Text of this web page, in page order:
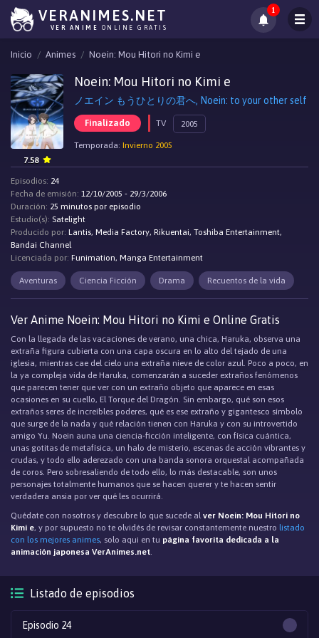
VERANIMES.NET
VER ANIME ONLINE GRATIS
1
Inicio Animes Noein: Mou Hitori no Kimi e
Noein: Mou Hitori no Kimi e
ノエイン もうひとりの君へ, Noein: to your other self
Finalizado TV 2005
Temporada: Invierno 2005
7.58
Episodios: 24
Fecha de emisión: 12/10/2005 - 29/3/2006
Duración: 25 minutos por episodio
Estudio(s): Satelight
Producido por: Lantis, Media Factory, Rikuentai, Toshiba Entertainment,
Bandai Channel
Licenciada por: Funimation, Manga Entertainment
Aventuras Ciencia Ficción Drama Recuentos de la vida
Ver Anime Noein: Mou Hitori no Kimi e Online Gratis
Con la llegada de las vacaciones de verano, una chica, Haruka, observa una
extraña figura cubierta con una capa oscura en lo alto del tejado de una
iglesia, mientras cae del cielo una extraña nieve de color azul. Poco a poco, en
la ya compleja vida de Haruka, comenzarán a suceder extraños fenómenos
que parecen tener que ver con un extraño objeto que aparece en esas
ocasiones en su cuello, El Torque del Dragón. Sin embargo, qué son esos
extraños seres de increíbles poderes, qué es ese extraño y gigantesco símbolo
que surge de la nada y qué relación tienen con Haruka y con su introvertido
amigo Yu. Noein auna una ciencia-ficción inteligente, con física cuántica,
unas gotitas de metafísica, un halo de misterio, escenas de acción vibrantes y
crudas, y todo ello aderezado con una banda sonora orquestal acompañada
de coros. Pero sobresaliendo de todo ello, lo más destacable, son unos
personajes totalmente humanos que se hacen querer y te hacen sentir
verdadera ansia por ver qué les ocurrirá.
Quédate con nosotros y descubre lo que sucede alver Noein: Mou Hitori no
Kimi e, y por supuesto no te olvidés de revisar constantemente nuestro listado
con los mejores animes, solo aqui en tu página favorita dedicada a la
animación japonesa VerAnimes.net.
Listado de episodios
Episodio 24